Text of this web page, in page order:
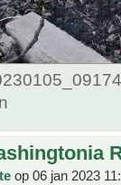
op 06 jan 2023